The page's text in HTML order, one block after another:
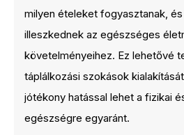
milyen ételeket fogyasztanak,
illeszkednek az egészséges
követelményeihez. Ez lehetővé
táplálkozási szokások
jótékony hatással lehet a fizikai
egészségre egyaránt.